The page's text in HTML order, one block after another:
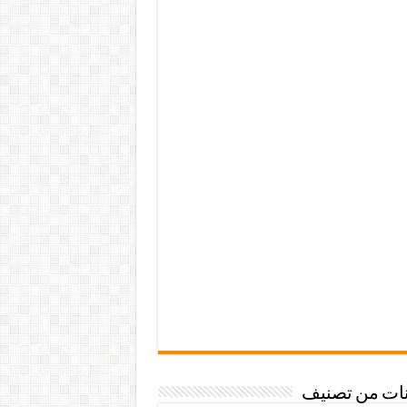
من تصنيف